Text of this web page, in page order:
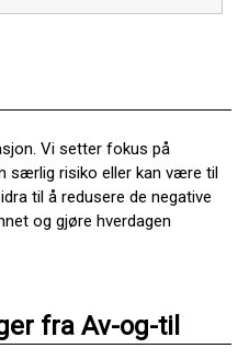
Vi setter fokus på
særlig risiko eller kan være til
til å redusere de negative
og gjøre hverdagen
fra Av-og-til